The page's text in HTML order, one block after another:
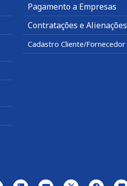
Pagamento a Empresas
Contratações e Alienações
Cadastro Cliente/Fornecedor